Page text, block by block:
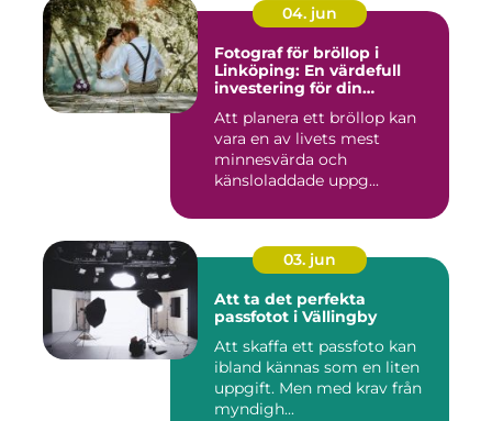
04. jun
Fotograf för bröllop i
Linköping: En värdefull
investering för din
Att planera ett bröllop kan
vara en av livets mest
minnesvärda och
känsloladdade uppg...
03. jun
Att ta det perfekta
passfotot i Vällingby
Att skaffa ett passfoto kan
ibland kännas som en liten
uppgift. Men med krav från
myndigh...